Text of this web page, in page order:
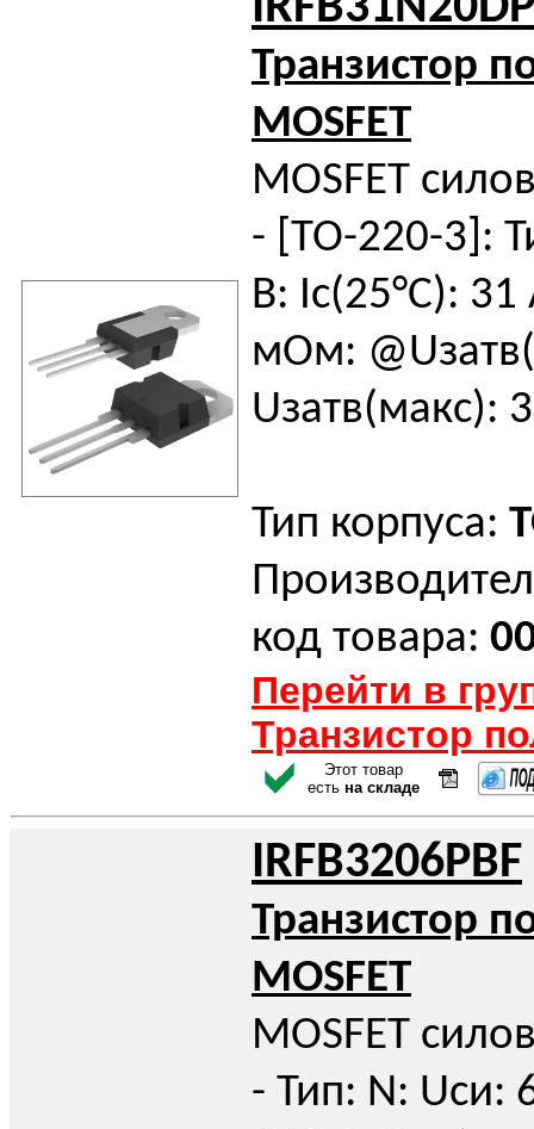
Транзистор
MOSFET
MOSFET
- [TO-220-3]:
В: Iс(25°C):
мОм:
Uзатв(макс):
Тип корпуса:
код товара:
Перейти в
Транзистор
Этот товар
есть на складе
IRFB3206PBF
Транзистор
MOSFET
MOSFET
- Тип: N: Uси: